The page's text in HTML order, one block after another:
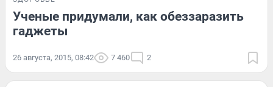
Ученые придумали, как обеззаразить
гаджеты
26 августа, 2015, 08:42 7 460 2